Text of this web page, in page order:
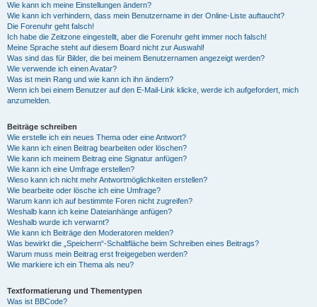
Wie kann ich meine Einstellungen ändern?
Wie kann ich verhindern, dass mein Benutzername in der Online-Liste auftaucht?
Die Forenuhr geht falsch!
Ich habe die Zeitzone eingestellt, aber die Forenuhr geht immer noch falsch!
Meine Sprache steht auf diesem Board nicht zur Auswahl!
Was sind das für Bilder, die bei meinem Benutzernamen angezeigt werden?
Wie verwende ich einen Avatar?
Was ist mein Rang und wie kann ich ihn ändern?
Wenn ich bei einem Benutzer auf den E-Mail-Link klicke, werde ich aufgefordert, mich
anzumelden.
Beiträge schreiben
Wie erstelle ich ein neues Thema oder eine Antwort?
Wie kann ich einen Beitrag bearbeiten oder löschen?
Wie kann ich meinem Beitrag eine Signatur anfügen?
Wie kann ich eine Umfrage erstellen?
Wieso kann ich nicht mehr Antwortmöglichkeiten erstellen?
Wie bearbeite oder lösche ich eine Umfrage?
Warum kann ich auf bestimmte Foren nicht zugreifen?
Weshalb kann ich keine Dateianhänge anfügen?
Weshalb wurde ich verwarnt?
Wie kann ich Beiträge den Moderatoren melden?
Was bewirkt die „Speichern“-Schaltfläche beim Schreiben eines Beitrags?
Warum muss mein Beitrag erst freigegeben werden?
Wie markiere ich ein Thema als neu?
Textformatierung und Thementypen
Was ist BBCode?